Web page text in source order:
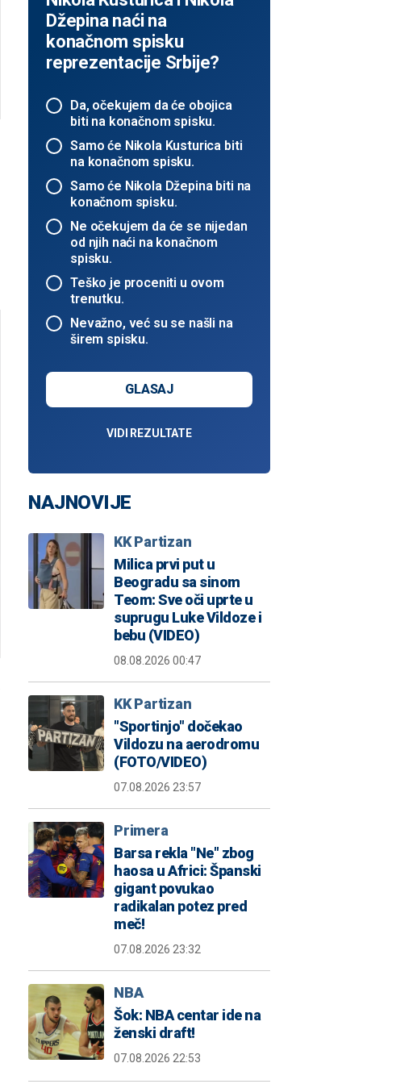
Džepina naći na
konačnom spisku
reprezentacije Srbije?
Da, očekujem da će obojica
biti na konačnom spisku.
Samo će Nikola Kusturica biti
na konačnom spisku.
Samo će Nikola Džepina biti na
konačnom spisku.
Ne očekujem da će se nijedan
od njih naći na konačnom
spisku.
Teško je proceniti u ovom
trenutku.
Nevažno, već su se našli na
širem spisku.
GLASAJ
VIDI REZULTATE
NAJNOVIJE
KK Partizan
Milica prvi put u
Beogradu sa sinom
Teom: Sve oči uprte u
suprugu Luke Vildoze i
bebu (VIDEO)
08.08.2026 00:47
KK Partizan
"Sportinjo" dočekao
Vildozu na aerodromu
(FOTO/VIDEO)
07.08.2026 23:57
Primera
Barsa rekla "Ne" zbog
haosa u Africi: Španski
gigant povukao
radikalan potez pred
meč!
07.08.2026 23:32
NBA
Šok: NBA centar ide na
ženski draft!
07.08.2026 22:53